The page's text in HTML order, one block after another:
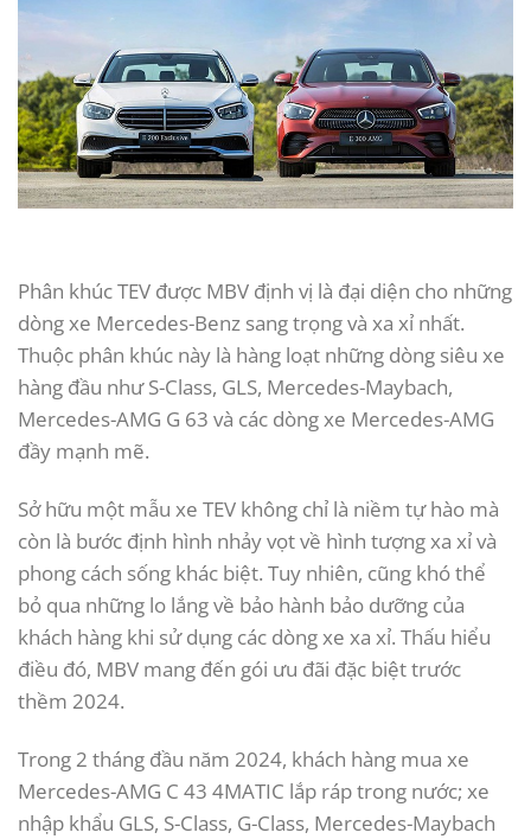
Phân khúc TEV được MBV định vị là đại diện cho những
dòng xe Mercedes-Benz sang trọng và xa xỉ nhất.
Thuộc phân khúc này là hàng loạt những dòng siêu xe
hàng đầu như S-Class, GLS, Mercedes-Maybach,
Mercedes-AMG G 63 và các dòng xe Mercedes-AMG
đầy mạnh mẽ.
Sở hữu một mẫu xe TEV không chỉ là niềm tự hào mà
còn là bước định hình nhảy vọt về hình tượng xa xỉ và
phong cách sống khác biệt. Tuy nhiên, cũng khó thể
bỏ qua những lo lắng về bảo hành bảo dưỡng của
khách hàng khi sử dụng các dòng xe xa xỉ. Thấu hiểu
điều đó, MBV mang đến gói ưu đãi đặc biệt trước
thềm 2024.
Trong 2 tháng đầu năm 2024, khách hàng mua xe
Mercedes-AMG C 43 4MATIC lắp ráp trong nước; xe
nhập khẩu GLS, S-Class, G-Class, Mercedes-Maybach